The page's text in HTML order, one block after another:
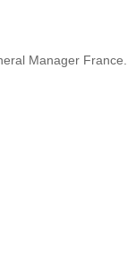
Manager France.